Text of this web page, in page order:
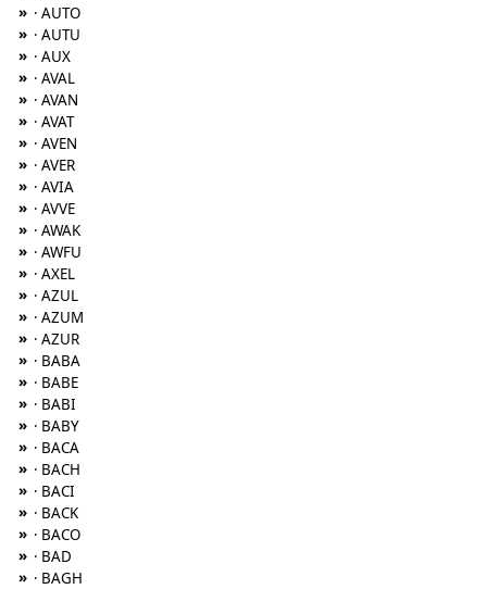
» · AUTO
» · AUTU
» · AUX
» · AVAL
» · AVAN
» · AVAT
» · AVEN
» · AVER
» · AVIA
» · AVVE
» · AWAK
» · AWFU
» · AXEL
» · AZUL
» · AZUM
» · AZUR
» · BABA
» · BABE
» · BABI
» · BABY
» · BACA
» · BACH
» · BACI
» · BACK
» · BACO
» · BAD
» · BAGH